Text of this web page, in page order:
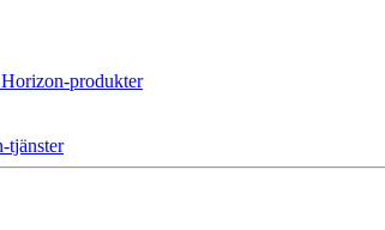
Horizon-produkter
tjänster